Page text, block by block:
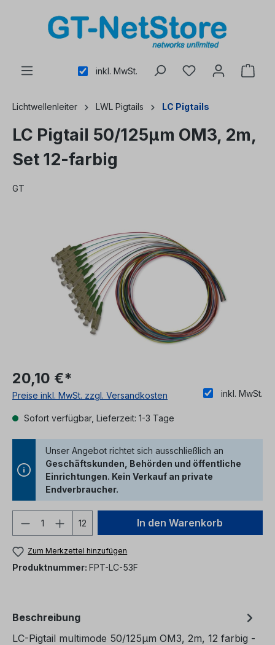
inkl. MwSt.
Lichtwellenleiter LWL Pigtails LC Pigtails
LC Pigtail 50/125µm OM3, 2m,
Set 12-farbig
GT
20,10 €*
inkl. MwSt.
Preise inkl. MwSt. zzgl. Versandkosten
Sofort verfügbar, Lieferzeit: 1-3 Tage
Unser Angebot richtet sich ausschließlich an
Geschäftskunden, Behörden und öffentliche
Einrichtungen. Kein Verkauf an private
Endverbraucher.
Produkt Anzahl: Gib den
12 In den Warenkorb
Zum Merkzettel hinzufügen
Produktnummer: FPT-LC-53F
Beschreibung
LC-Pigtail multimode 50/125µm OM3, 2m, 12 farbig -